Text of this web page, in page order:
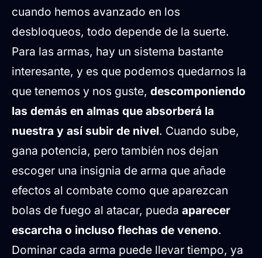
cuando hemos avanzado en los
desbloqueos, todo depende de la suerte.
Para las armas, hay un sistema bastante
interesante, y es que podemos quedarnos la
que tenemos y nos guste, descomponiendo
las demás en almas que absorberá la
nuestra y así subir de nivel. Cuando sube,
gana potencia, pero también nos dejan
escoger una insignia de arma que añade
efectos al combate como que aparezcan
bolas de fuego al atacar, pueda aparecer
escarcha o incluso flechas de veneno.
Dominar cada arma puede llevar tiempo, ya